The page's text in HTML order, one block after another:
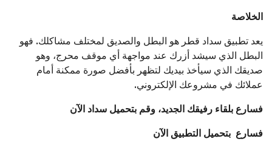
الخلاصة
يعد تطبيق سداد قطر هو البطل والصديق لمختلف مشاكلك. فهو
البطل الذي سيشد أزرك عند مواجهة أي موقف محرج، وهو
صديقك الذي سيأخذ بيديك لتظهر بأفضل صورة ممكنة أمام
عملائك في مشروعك الإلكتروني.
فسارع بلقاء رفيقك الجديد، وقم بتحميل سداد الآن
فسارع بتحميل التطبيق الآن